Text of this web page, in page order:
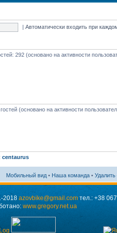
| Автоматически входить при
292 (основано на активности
(основано на активности
centaurus
Мобильный вид • Наша команда •
2018 azovbike@gmail.com тел.: +38
www.gregory.net.ua